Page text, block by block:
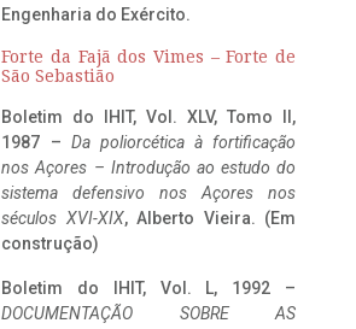
Engenharia do Exército.
Forte da Fajã dos Vimes – Forte de
São Sebastião
Boletim do IHIT, Vol. XLV, Tomo II,
1987 – Da poliorcética à fortificação
nos Açores – Introdução ao estudo do
sistema defensivo nos Açores nos
séculos XVI-XIX, Alberto Vieira. (Em
construção)
Boletim do IHIT, Vol. L, 1992 –
DOCUMENTAÇÃO SOBRE AS